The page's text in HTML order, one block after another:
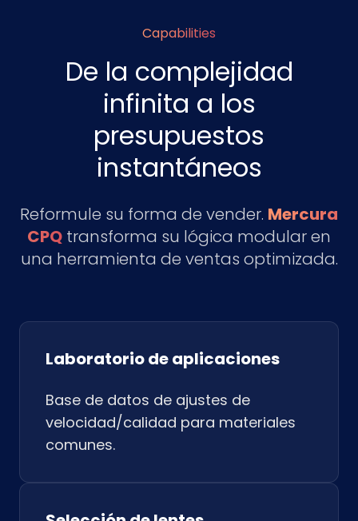
Capabilities
De la complejidad
infinita a los
presupuestos
instantáneos
Reformule su forma de vender. Mercura
CPQ transforma su lógica modular en
una herramienta de ventas optimizada.
Laboratorio de aplicaciones
Base de datos de ajustes de
velocidad/calidad para materiales
comunes.